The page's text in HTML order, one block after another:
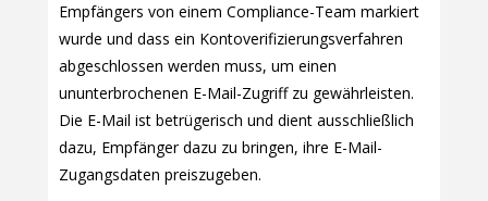
Empfängers von einem Compliance-Team markiert
wurde und dass ein Kontoverifizierungsverfahren
abgeschlossen werden muss, um einen
ununterbrochenen E-Mail-Zugriff zu gewährleisten.
Die E-Mail ist betrügerisch und dient ausschließlich
dazu, Empfänger dazu zu bringen, ihre E-Mail-
Zugangsdaten preiszugeben.